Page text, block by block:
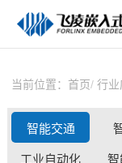
技术与支持
当前位置： 首页 行业
智能交通
工业自动化 智